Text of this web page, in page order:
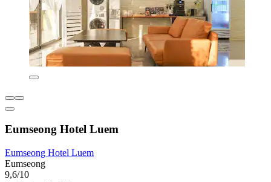
Eumseong Hotel Luem
Eumseong Hotel Luem
Eumseong
9,6/10